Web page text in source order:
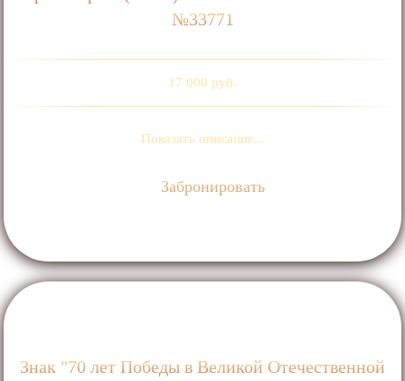
№33771
17 000 руб.
Показать описание...
Забронировать
Знак "70 лет Победы в Великой Отечественной